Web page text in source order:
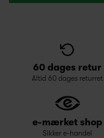
60 dages retur
Altid 60 dages returret
e-mærket shop
Sikker e-handel